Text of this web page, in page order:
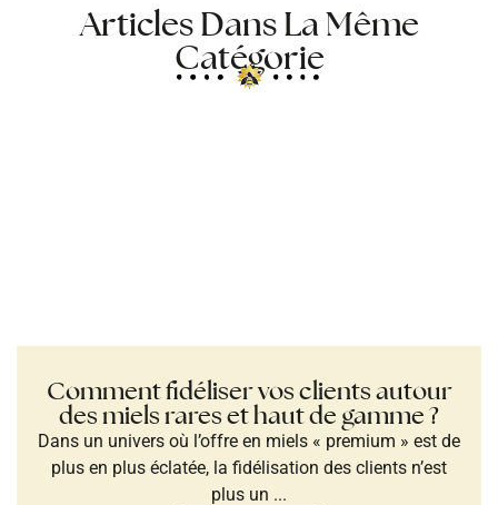
Articles Dans La Même
Catégorie
Comment fidéliser vos clients autour
des miels rares et haut de gamme ?
Dans un univers où l’offre en miels « premium » est de
plus en plus éclatée, la fidélisation des clients n’est
plus un ...